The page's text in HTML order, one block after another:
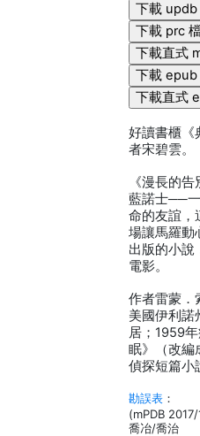
好讀書櫃《
者宋碧雲。
《漫長的
藍諾士──
命的友誼，
場讓馬羅
出版的小說
電影。
作者雷蒙．
美國伊利諾
居；1959
眠》（改編
偵探短篇小
勘誤表 ：
(mPDB
喬冶/喬治